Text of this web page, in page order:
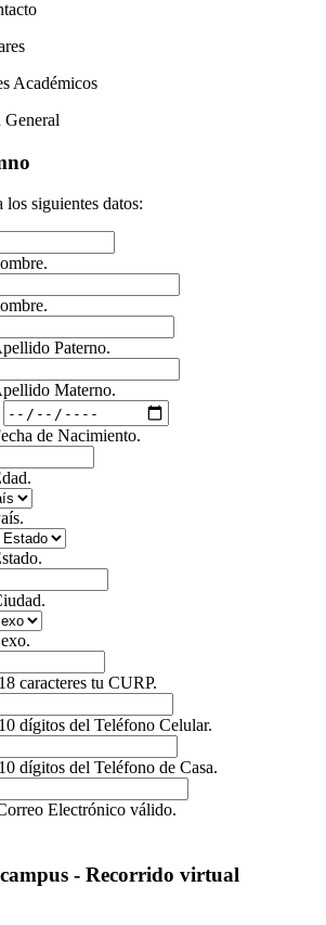
Académicos
siguientes datos:
Paterno.
Materno.
de Nacimiento.
caracteres tu CURP.
dígitos del Teléfono Celular.
dígitos del Teléfono de Casa.
Electrónico válido.
- Recorrido virtual